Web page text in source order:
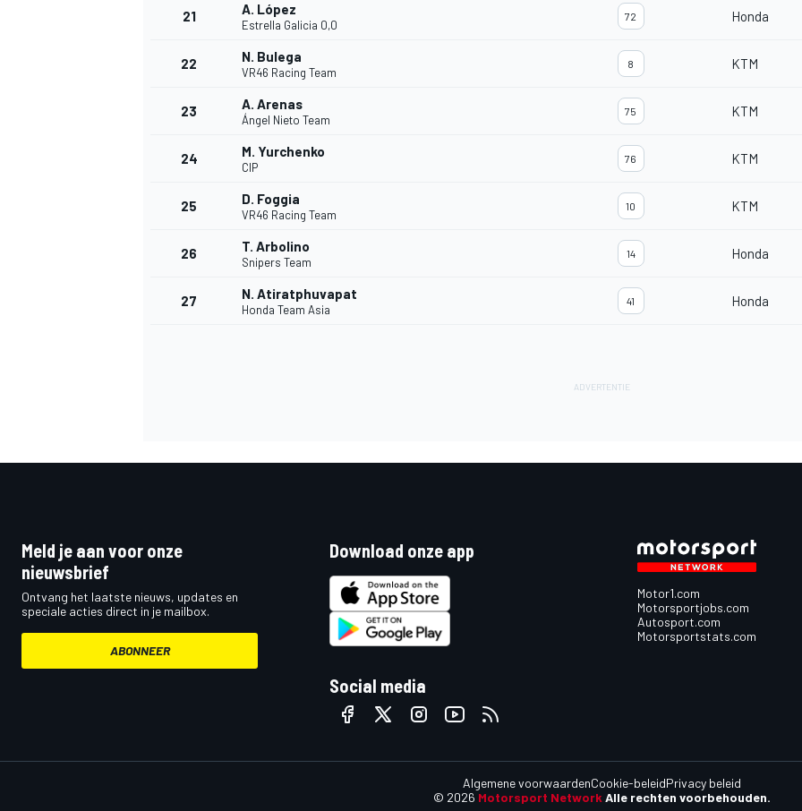
21 A. López
Estrella Galicia 0,0
72 Honda
22 N. Bulega
VR46 Racing Team
8 KTM
23 A. Arenas
Ángel Nieto Team
75 KTM
24 M. Yurchenko
CIP
76 KTM
25 D. Foggia
VR46 Racing Team
10 KTM
26 T. Arbolino
Snipers Team
14 Honda
27 N. Atiratphuvapat
Honda Team Asia
41 Honda
Meld je aan voor onze
nieuwsbrief
Ontvang het laatste nieuws, updates en
speciale acties direct in je mailbox.
ABONNEER
Download onze app
Social media
Motor1.com
Motorsportjobs.com
Autosport.com
Motorsportstats.com
© 2026 Motorsport Network Alle rechten voorbehouden.
Algemene voorwaardenCookie-beleidPrivacy beleid